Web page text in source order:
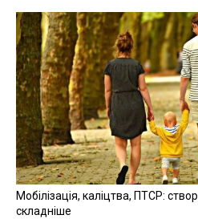
Мобілізація, каліцтва, ПТСР:
складніше